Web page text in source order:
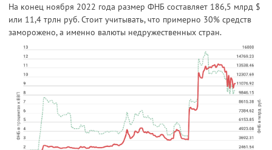
На конец ноября 2022 года размер ФНБ составляет 186,5 млрд $
или 11,4 трлн руб. Стоит учитывать, что примерно 30% средств
заморожено, а именно валюты недружественных стран.